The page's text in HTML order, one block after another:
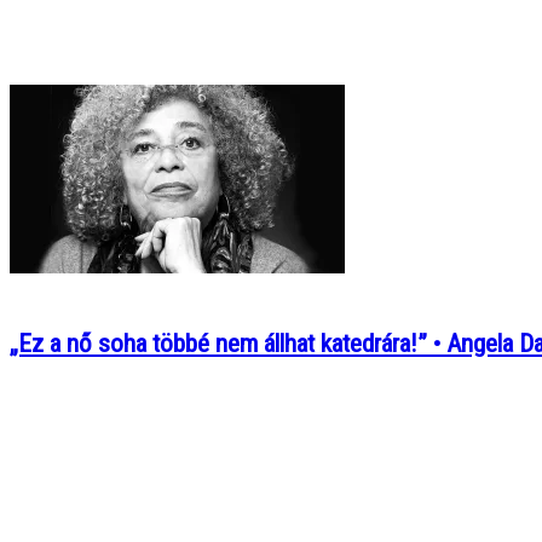
„Ez a nő soha többé nem állhat katedrára!” • Angela